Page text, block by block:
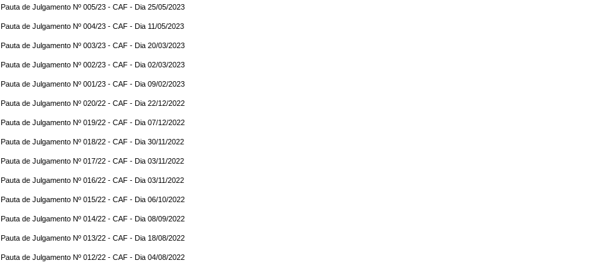
Pauta de Julgamento Nº 005/23 - CAF - Dia 25/05/2023
Pauta de Julgamento Nº 004/23 - CAF - Dia 11/05/2023
Pauta de Julgamento Nº 003/23 - CAF - Dia 20/03/2023
Pauta de Julgamento Nº 002/23 - CAF - Dia 02/03/2023
Pauta de Julgamento Nº 001/23 - CAF - Dia 09/02/2023
Pauta de Julgamento Nº 020/22 - CAF - Dia 22/12/2022
Pauta de Julgamento Nº 019/22 - CAF - Dia 07/12/2022
Pauta de Julgamento Nº 018/22 - CAF - Dia 30/11/2022
Pauta de Julgamento Nº 017/22 - CAF - Dia 03/11/2022
Pauta de Julgamento Nº 016/22 - CAF - Dia 03/11/2022
Pauta de Julgamento Nº 015/22 - CAF - Dia 06/10/2022
Pauta de Julgamento Nº 014/22 - CAF - Dia 08/09/2022
Pauta de Julgamento Nº 013/22 - CAF - Dia 18/08/2022
Pauta de Julgamento Nº 012/22 - CAF - Dia 04/08/2022